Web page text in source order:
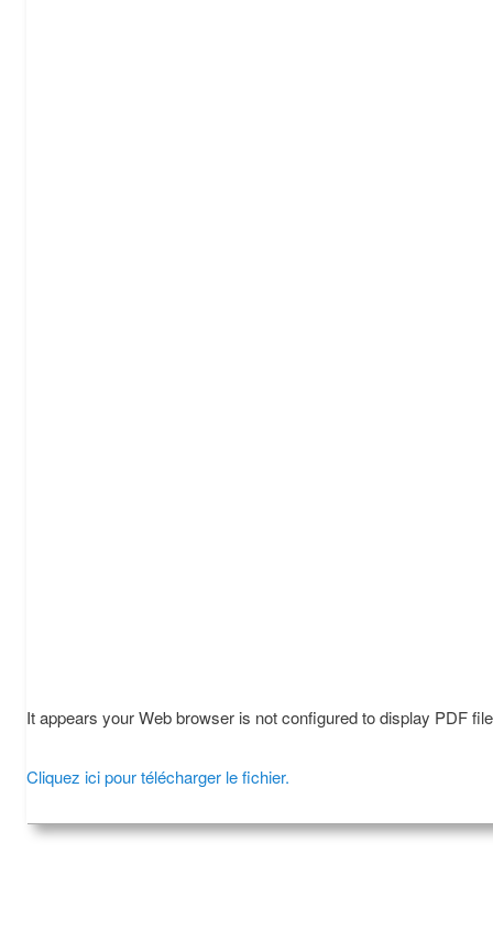
It appears your Web browser is not configured to display PDF
Cliquez ici pour télécharger le fichier.